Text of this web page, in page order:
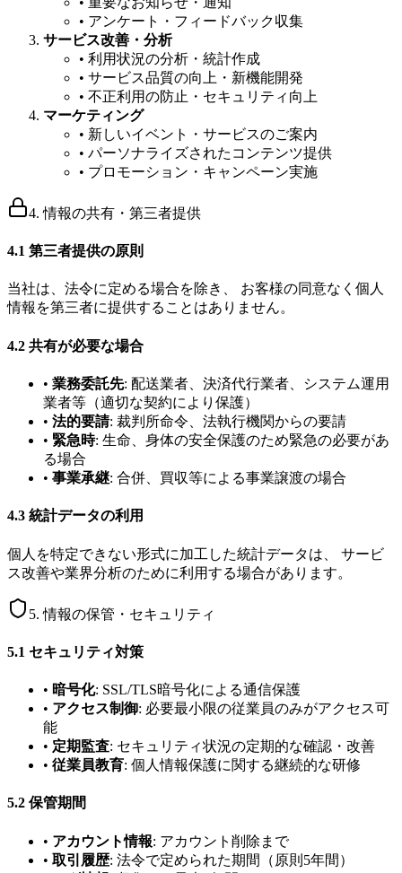
• アンケート・フィードバック収集
サービス改善・分析
• 利用状況の分析・統計作成
• サービス品質の向上・新機能開発
• 不正利用の防止・セキュリティ向上
マーケティング
• 新しいイベント・サービスのご案内
• パーソナライズされたコンテンツ提供
• プロモーション・キャンペーン実施
4. 情報の共有・第三者提供
4.1 第三者提供の原則
当社は、法令に定める場合を除き、 お客様の同意なく個人
情報を第三者に提供することはありません。
4.2 共有が必要な場合
• 業務委託先: 配送業者、決済代行業者、システム運用
業者等（適切な契約により保護）
• 法的要請: 裁判所命令、法執行機関からの要請
• 緊急時: 生命、身体の安全保護のため緊急の必要があ
る場合
• 事業承継: 合併、買収等による事業譲渡の場合
4.3 統計データの利用
個人を特定できない形式に加工した統計データは、 サービ
ス改善や業界分析のために利用する場合があります。
5. 情報の保管・セキュリティ
5.1 セキュリティ対策
• 暗号化: SSL/TLS暗号化による通信保護
• アクセス制御: 必要最小限の従業員のみがアクセス可
能
• 定期監査: セキュリティ状況の定期的な確認・改善
• 従業員教育: 個人情報保護に関する継続的な研修
5.2 保管期間
• アカウント情報: アカウント削除まで
• 取引履歴: 法令で定められた期間（原則5年間）